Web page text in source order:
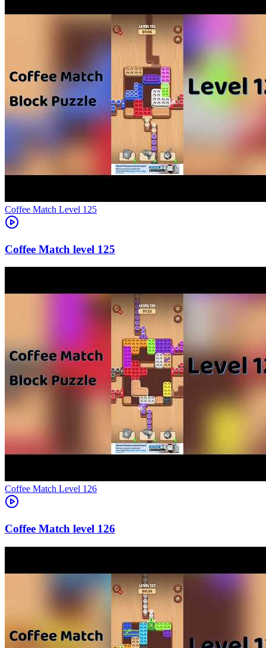
Level 125
125
Level 126
126